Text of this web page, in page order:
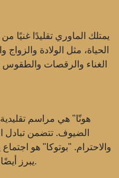
يمتلك الماوري تقليدًا غنيًا
الحياة، مثل الولادة
الغناء والرقصات والطقوس
الضيوف. تتضمن تبادل
والاحترام. "بوتوكا" هو
يبرز أيضًا أهمية نقل المعرفة من جيل إلى جيل.